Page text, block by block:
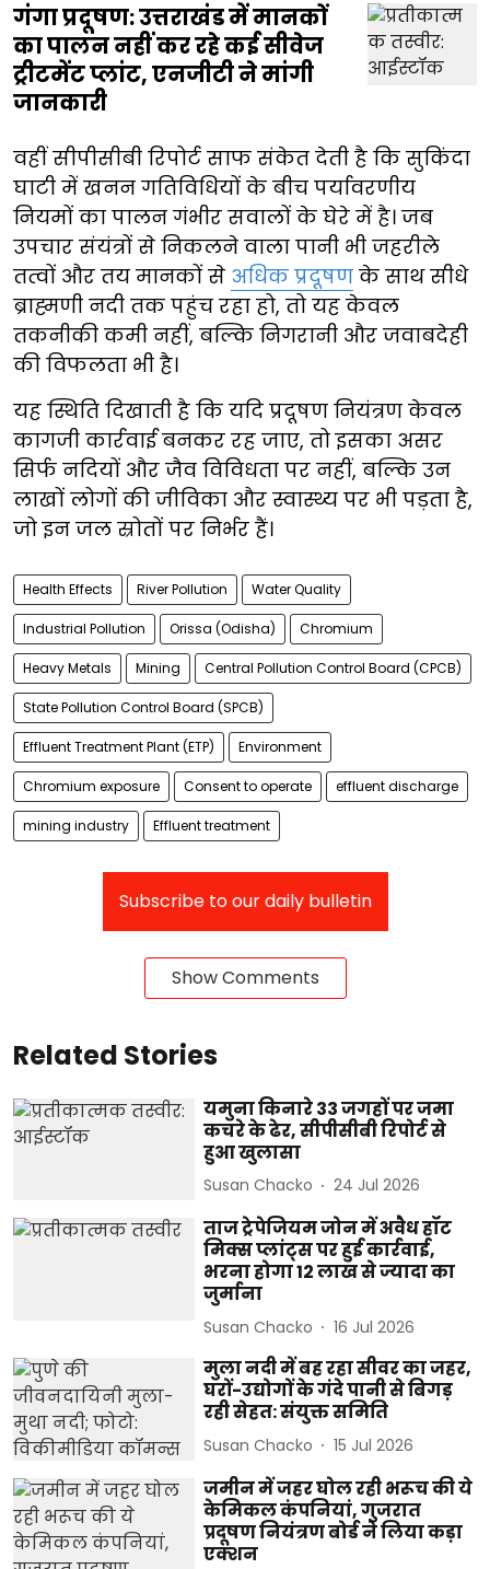
गंगा प्रदूषण: उत्तराखंड में मानकों
का पालन नहीं कर रहे कई सीवेज
ट्रीटमेंट प्लांट, एनजीटी ने मांगी
जानकारी
वहीं सीपीसीबी रिपोर्ट साफ संकेत देती है कि सुकिंदा
घाटी में खनन गतिविधियों के बीच पर्यावरणीय
नियमों का पालन गंभीर सवालों के घेरे में है। जब
उपचार संयंत्रों से निकलने वाला पानी भी जहरीले
तत्वों और तय मानकों से अधिक प्रदूषण के साथ सीधे
ब्राह्मणी नदी तक पहुंच रहा हो, तो यह केवल
तकनीकी कमी नहीं, बल्कि निगरानी और जवाबदेही
की विफलता भी है।
यह स्थिति दिखाती है कि यदि प्रदूषण नियंत्रण केवल
कागजी कार्रवाई बनकर रह जाए, तो इसका असर
सिर्फ नदियों और जैव विविधता पर नहीं, बल्कि उन
लाखों लोगों की जीविका और स्वास्थ्य पर भी पड़ता है,
जो इन जल स्रोतों पर निर्भर हैं।
Health Effects River Pollution Water Quality
Industrial Pollution Orissa (Odisha) Chromium
Heavy Metals Mining Central Pollution Control Board (CPCB)
State Pollution Control Board (SPCB)
Effluent Treatment Plant (ETP) Environment
Chromium exposure Consent to operate effluent discharge
mining industry Effluent treatment
Subscribe to our daily bulletin
Show Comments
Related Stories
यमुना किनारे 33 जगहों पर जमा
कचरे के ढेर, सीपीसीबी रिपोर्ट से
हुआ खुलासा
Susan Chacko 24 Jul 2026
ताज ट्रेपेजियम जोन में अवैध हॉट
मिक्स प्लांट्स पर हुई कार्रवाई,
भरना होगा 12 लाख से ज्यादा का
जुर्माना
Susan Chacko 16 Jul 2026
मुला नदी में बह रहा सीवर का जहर,
घरों-उद्योगों के गंदे पानी से बिगड़
रही सेहत: संयुक्त समिति
Susan Chacko 15 Jul 2026
जमीन में जहर घोल रही भरूच की ये
केमिकल कंपनियां, गुजरात
प्रदूषण नियंत्रण बोर्ड ने लिया कड़ा
एक्शन